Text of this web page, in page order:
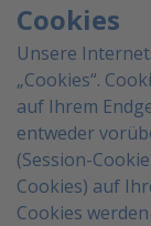
Cookies
Unsere
„Cookies“.
auf Ihrem
entweder
(Session-
Cookies) auf
Cookies